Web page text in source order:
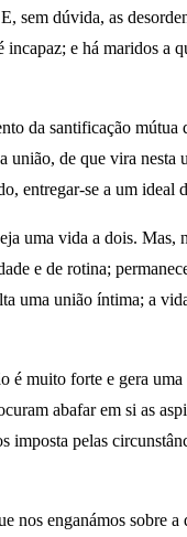
sem dúvida, as
e há maridos a
da santificação
de que vira
entregar-se a um ideal
uma vida a dois. Mas,
e de rotina;
uma união íntima; a
muito forte e gera
abafar em si as
pelas
enganámos sobre